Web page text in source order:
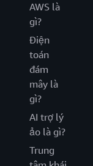
AWS là
gì?
Điện
toán
đám
mây là
gì?
AI trợ lý
ảo là gì?
Trung